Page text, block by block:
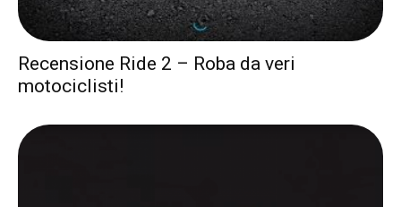
Recensione Ride 2 – Roba da veri
motociclisti!